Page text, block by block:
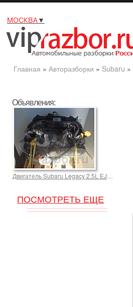
МОСКВА▼
Главная » Авторазборки » Subaru »
Объявления:
ПОСМОТРЕТЬ ЕЩЕ